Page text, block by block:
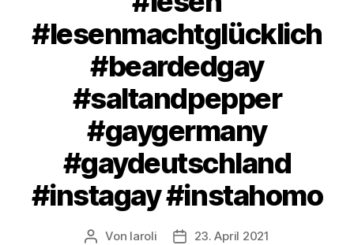
#lesenmachtglücklich
#beardedgay
#saltandpepper
#gaygermany
#gaydeutschland
#instagay #instahomo
Beitragsautor
Von laroli Veröffentlichungsdatum
23. April 2021